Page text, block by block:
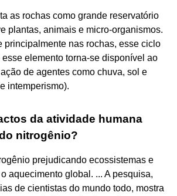
as rochas como grande reservatório
plantas, animais e micro-organismos.
principalmente nas rochas, esse ciclo
elemento torna-se disponível ao
de agentes como chuva, sol e
intemperismo).
da atividade humana
nitrogênio?
prejudicando ecossistemas e
aquecimento global. ... A pesquisa,
de cientistas do mundo todo, mostra